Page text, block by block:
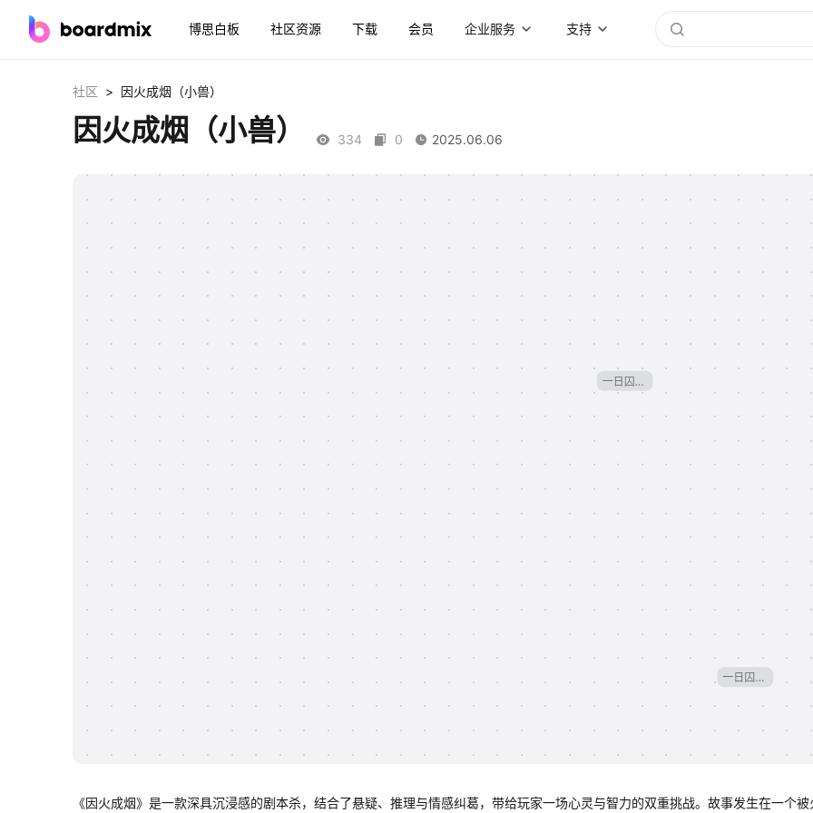
博思白板 社区资源 下载 会员 企业服务 支持
社区 > 因火成烟（小兽）
因火成烟（小兽） 334 0 2025.06.06
《因火成烟》是一款深具沉浸感的剧本杀，结合了悬疑、推理与情感纠葛，带给玩家一场心灵与智力的双重挑战。故事发生在一个被